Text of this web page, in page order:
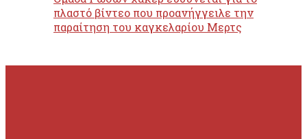
πλαστό βίντεο που προανήγγειλε την
παραίτηση του καγκελαρίου Μερτς